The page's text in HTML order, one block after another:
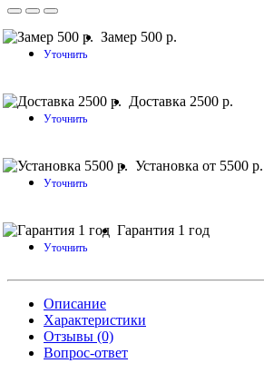
Замер 500 р.
Уточнить
Доставка 2500 р.
Уточнить
Установка от 5500 р.
Уточнить
Гарантия 1 год
Уточнить
Описание
Характеристики
Отзывы (0)
Вопрос-ответ